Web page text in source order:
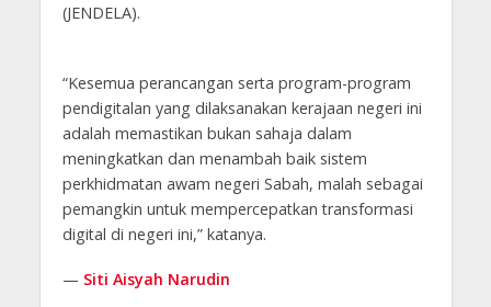
(JENDELA).
“Kesemua perancangan serta program-program
pendigitalan yang dilaksanakan kerajaan negeri ini
adalah memastikan bukan sahaja dalam
meningkatkan dan menambah baik sistem
perkhidmatan awam negeri Sabah, malah sebagai
pemangkin untuk mempercepatkan transformasi
digital di negeri ini,” katanya.
— Siti Aisyah Narudin